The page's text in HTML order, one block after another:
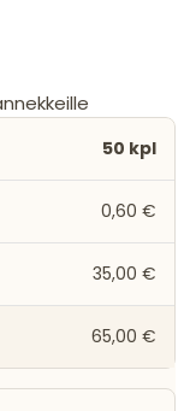
50 kpl
0,60 €
35,00 €
65,00 €